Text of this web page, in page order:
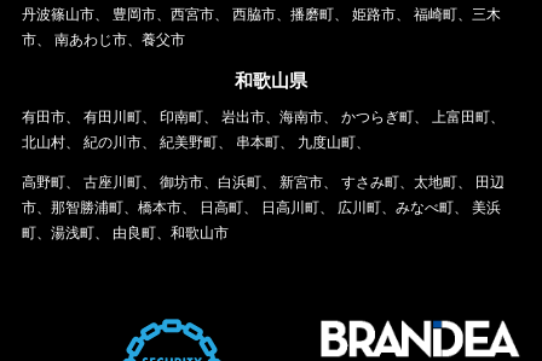
丹波篠山市、 豊岡市、西宮市、 西脇市、播磨町、 姫路市、 福崎町、三木
市、 南あわじ市、養父市
和歌山県
有田市、 有田川町、 印南町、 岩出市、海南市、 かつらぎ町、 上富田町、
北山村、 紀の川市、 紀美野町、 串本町、 九度山町、
高野町、 古座川町、 御坊市、白浜町、 新宮市、 すさみ町、太地町、 田辺
市、那智勝浦町、橋本市、 日高町、 日高川町、 広川町、みなべ町、 美浜
町、湯浅町、 由良町、和歌山市